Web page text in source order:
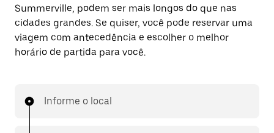
Summerville, podem ser mais longos do que nas
cidades grandes. Se quiser, você pode reservar uma
viagem com antecedência e escolher o melhor
horário de partida para você.
Informe o local